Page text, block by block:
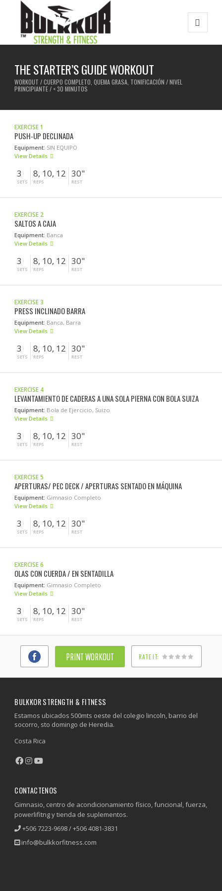
THE STARTER’S GUIDE WORKOUT
WORKOUT / CUERPO COMPLETO, QUEMA GRASA, TONIFICACIÓN / NIVEL
PRINCIPIANTE / < 30 MINUTOS
EXERCISE 1
PUSH-UP DECLINADA
Equipment: SIN EQUIPO
View Details
3
SETS
8, 10, 12
REPS
30"
REST
EXERCISE 2
SALTOS A CAJA
Equipment: Banca
View Details
3
SETS
8, 10, 12
REPS
30"
REST
EXERCISE 3
PRESS INCLINADO BARRA
Equipment: Banca, Barra
View Details
3
SETS
8, 10, 12
REPS
30"
REST
EXERCISE 4
LEVANTAMIENTO DE CADERAS A UNA SOLA PIERNA CON BOLA SUIZA
Equipment: Bola de Ejercicio, Suizo
View Details
3
SETS
8, 10, 12
REPS
30"
REST
EXERCISE 5
APERTURAS/ PEC DECK / APERTURAS SENTADO EN MÁQUINA
Equipment: Gimnasio Completo
View Details
3
SETS
8, 10, 12
REPS
30"
REST
EXERCISE 6
OLAS CON CUERDA / EN SENTADILLA
Equipment: Gimnasio Completo
View Details
3
SETS
8, 10, 12
REPS
30"
REST
PRINT WORKOUT RATE IT:
1
2
3
4
5
BULKKOR STRENGTH & FITNESS
Estamos ubicados 500mts oeste del colegio lincoln, barrio del
socorro, sto domingo de Heredia.
Costa Rica
CONTACTENOS
Gimnasio, centro de acondicionamiento físico, funcional, fuerza,
powerlifitng y tienda de suplementos.
+506 7223-9698 / +506 4081-3831
info@bulkkorfitness.com